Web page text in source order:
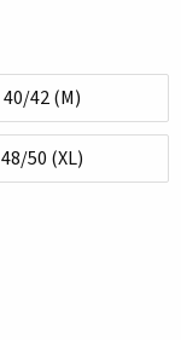
40/42 (M)
48/50 (XL)